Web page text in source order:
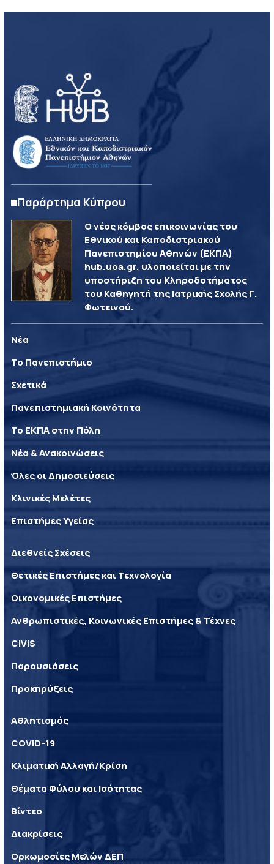
Παράρτημα Κύπρου
Ο νέος κόμβος επικοινωνίας του
Εθνικού και Καποδιστριακού
Πανεπιστημίου Αθηνών (ΕΚΠΑ)
hub.uoa.gr, υλοποιείται με την
υποστήριξη του Κληροδοτήματος
του Καθηγητή της Ιατρικής Σχολής Γ.
Φωτεινού.
Νέα
Το Πανεπιστήμιο
Σχετικά
Πανεπιστημιακή Κοινότητα
Το ΕΚΠΑ στην Πόλη
Νέα & Ανακοινώσεις
Όλες οι Δημοσιεύσεις
Κλινικές Μελέτες
Επιστήμες Υγείας
Διεθνείς Σχέσεις
Θετικές Επιστήμες και Τεχνολογία
Οικονομικές Επιστήμες
Ανθρωπιστικές, Κοινωνικές Επιστήμες & Τέχνες
CIVIS
Παρουσιάσεις
Προκηρύξεις
Αθλητισμός
COVID-19
Κλιματική Αλλαγή/Κρίση
Θέματα Φύλου και Ισότητας
Βίντεο
Διακρίσεις
Ορκωμοσίες Μελών ΔΕΠ